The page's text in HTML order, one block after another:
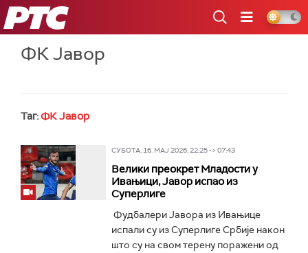
РТС
ФК Јавор
Таг:ФК Јавор
СУБОТА, 16. МАЈ 2026, 22:25 -> 07:43
Велики преокрет Младости у
Ивањици, Јавор испао из
Суперлиге
Фудбалери Јавора из Ивањице
испали су из Суперлиге Србије након
што су на свом терену поражени од